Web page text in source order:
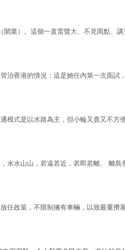
業）。這個一直雷聲大、不見雨點、講
治香港的情況；這是她任內第一次面試
模式是以水路為主，但小輪又貴又不方
水水山山，若遠若近，若即若離。 離島
任政策，不限制擁有車輛，以致嚴重擠